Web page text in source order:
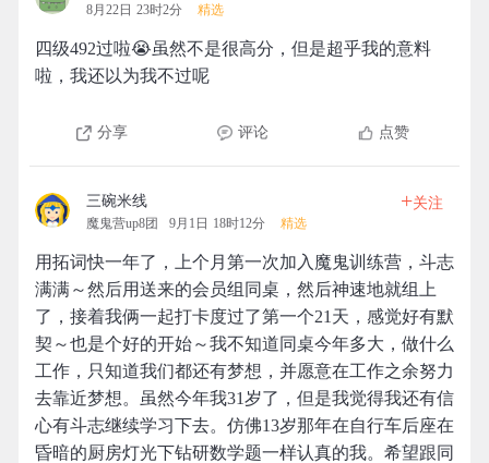
8月22日 23时2分 精选
四级492过啦😭虽然不是很高分，但是超乎我的意料
啦，我还以为我不过呢
分享 评论 点赞
三碗米线
魔鬼营up8团 9月1日 18时12分 精选
+关注
用拓词快一年了，上个月第一次加入魔鬼训练营，斗志
满满～然后用送来的会员组同桌，然后神速地就组上
了，接着我俩一起打卡度过了第一个21天，感觉好有默
契～也是个好的开始～我不知道同桌今年多大，做什么
工作，只知道我们都还有梦想，并愿意在工作之余努力
去靠近梦想。虽然今年我31岁了，但是我觉得我还有信
心有斗志继续学习下去。仿佛13岁那年在自行车后座在
昏暗的厨房灯光下钻研数学题一样认真的我。希望跟同